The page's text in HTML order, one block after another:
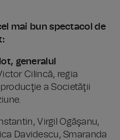
mai bun spectacol de
generalul
Cilincă, regia
a Societăţii
Virgil Ogăşanu,
Davidescu, Smaranda